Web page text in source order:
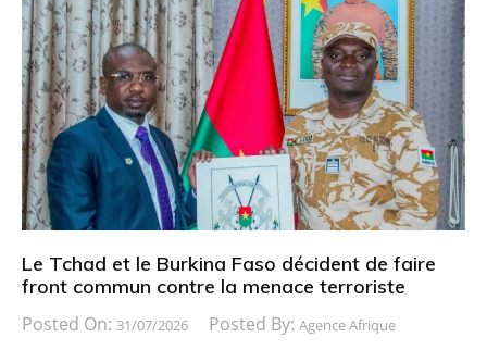
Le Tchad et le Burkina Faso décident de faire
front commun contre la menace terroriste
Posted On: 31/07/2026 Posted By: Agence Afrique